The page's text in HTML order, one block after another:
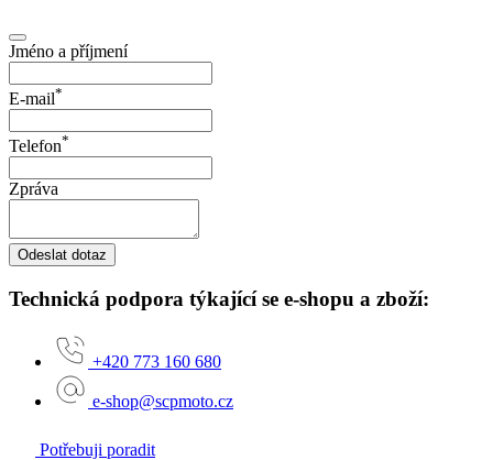
Jméno a příjmení
E-mail*
Telefon*
Zpráva
Odeslat dotaz
Technická podpora týkající se e-shopu a zboží:
+420 773 160 680
e-shop@scpmoto.cz
Potřebuji poradit